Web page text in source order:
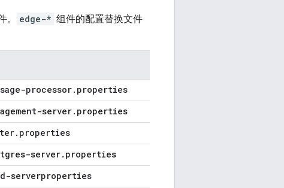
edge-* 组件的配置替换文件
processor. properties
server. properties
. properties
server. properties
serverproperties